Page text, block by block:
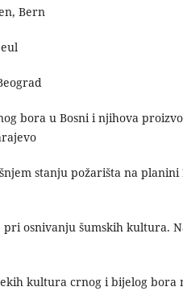
Bern
bora u Bosni i njihova
stanju požarišta na planini
pri osnivanju šumskih kultura.
kultura crnog i bijelog bora